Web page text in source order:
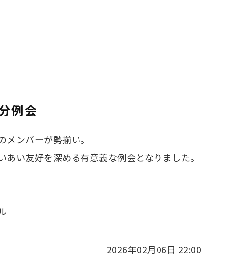
例会
ンバーが勢揃い。
あい友好を深める有意義な例会となりました。
2026年02月06日 22:00